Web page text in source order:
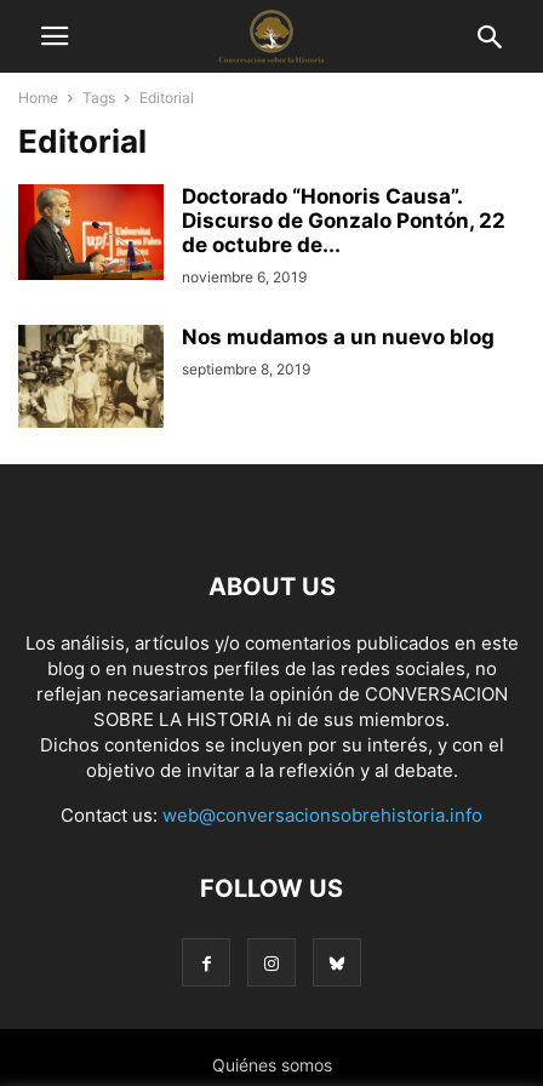
Home Tags Editorial
Editorial
Doctorado “Honoris Causa”.
Discurso de Gonzalo Pontón, 22
de octubre de...
noviembre 6, 2019
Nos mudamos a un nuevo blog
septiembre 8, 2019
ABOUT US
Los análisis, artículos y/o comentarios publicados en este
blog o en nuestros perfiles de las redes sociales, no
reflejan necesariamente la opinión de CONVERSACION
SOBRE LA HISTORIA ni de sus miembros.
Dichos contenidos se incluyen por su interés, y con el
objetivo de invitar a la reflexión y al debate.
Contact us: web@conversacionsobrehistoria.info
FOLLOW US
Quiénes somos